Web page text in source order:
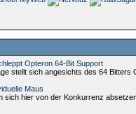
Opteron 64-Bit Support
stellt sich angesichts des 64 Bitters
Maus
sich hier von der Konkurrenz